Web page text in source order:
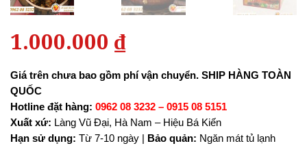
1.000.000 ₫
Giá trên chưa bao gồm phí vận chuyển. SHIP HÀNG TOÀN
QUỐC
Hotline đặt hàng: 0962 08 3232 – 0915 08 5151
Xuất xứ: Làng Vũ Đại, Hà Nam – Hiệu Bá Kiến
Hạn sử dụng: Từ 7-10 ngày | Bảo quản: Ngăn mát tủ lạnh